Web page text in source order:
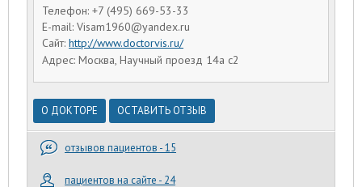
Телефон: +7 (495) 669-53-33
E-mail: Visam1960@yandex.ru
Сайт: http://www.doctorvis.ru/
Адрес: Москва, Научный проезд 14а с2
О ДОКТОРЕ ОСТАВИТЬ ОТЗЫВ
отзывов пациентов - 15
пациентов на сайте - 24